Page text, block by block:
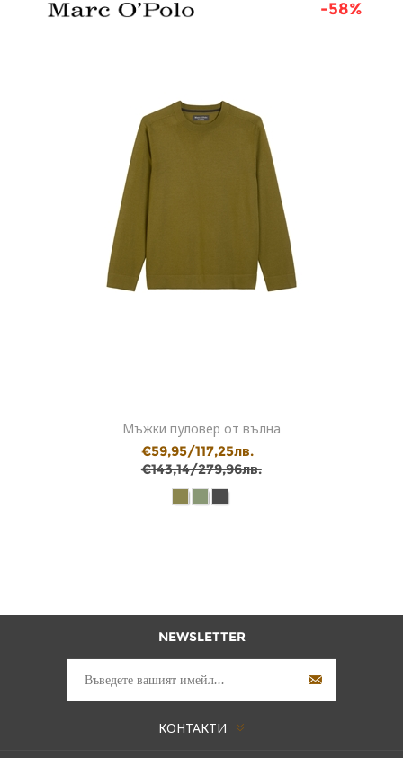
-58%
Мъжки пуловер от вълна
€59,95/117,25лв.
€143,14/279,96лв.
NEWSLETTER
КОНТАКТИ